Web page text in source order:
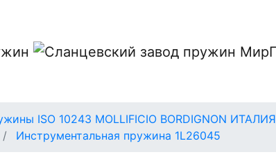
ISO 10243 MOLLIFICIO BORDIGNON ИТАЛИЯ
Инструментальная пружина 1L26045